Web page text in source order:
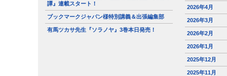
譚』連載スタート！
ブックマークジャパン様特別講義＆出張編集部
有馬ツカサ先生『ソラノヤ』3巻本日発売！
2026年4月
2026年3月
2026年2月
2026年1月
2025年12月
2025年11月